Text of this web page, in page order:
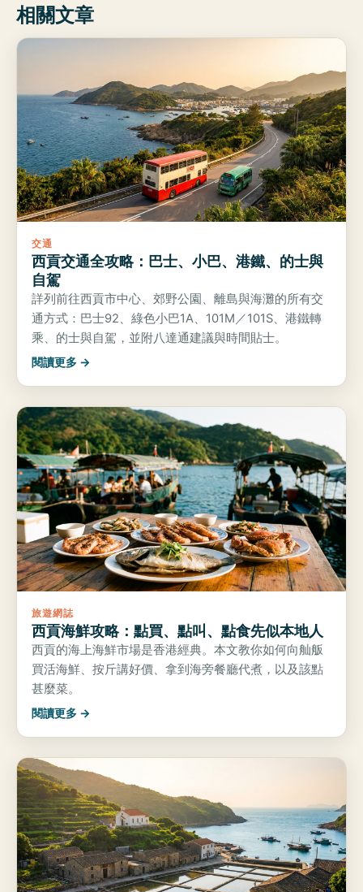
相關文章
交通
西貢交通全攻略：巴士、小巴、港鐵、的士與
自駕
詳列前往西貢市中心、郊野公園、離島與海灘的所有交
通方式：巴士92、綠色小巴1A、101M／101S、港鐵轉
乘、的士與自駕，並附八達通建議與時間貼士。
閱讀更多 →
旅遊網誌
西貢海鮮攻略：點買、點叫、點食先似本地人
西貢的海上海鮮市場是香港經典。本文教你如何向舢舨
買活海鮮、按斤講好價、拿到海旁餐廳代煮，以及該點
甚麼菜。
閱讀更多 →